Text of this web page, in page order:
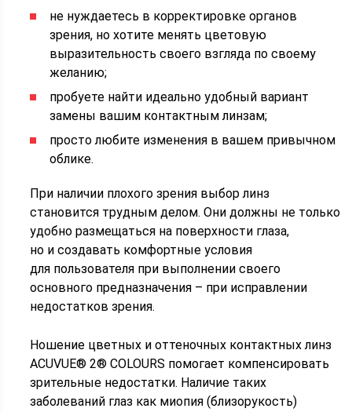
не нуждаетесь в корректировке органов
зрения, но хотите менять цветовую
выразительность своего взгляда по своему
желанию;
пробуете найти идеально удобный вариант
замены вашим контактным линзам;
просто любите изменения в вашем привычном
облике.
При наличии плохого зрения выбор линз
становится трудным делом. Они должны не только
удобно размещаться на поверхности глаза,
но и создавать комфортные условия
для пользователя при выполнении своего
основного предназначения – при исправлении
недостатков зрения.
Ношение цветных и оттеночных контактных линз
ACUVUE® 2® COLOURS помогает компенсировать
зрительные недостатки. Наличие таких
заболеваний глаз как миопия (близорукость)